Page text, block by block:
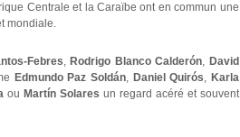
Centrale et la Caraïbe ont en commun une
mondiale.
Febres, Rodrigo Blanco Calderón, David
Edmundo Paz Soldán, Daniel Quirós, Karla
ou Martín Solaresun regard acéré et souvent